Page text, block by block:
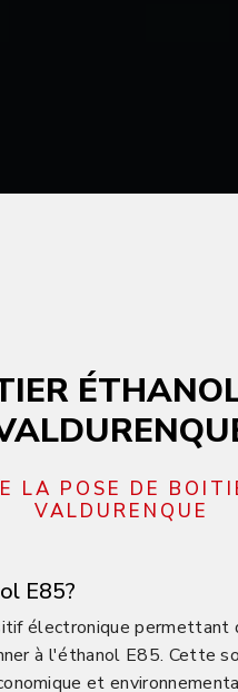
LA POSE DE
VALDURENQUE
E85?
électronique permettant
à l'éthanol E85. Cette
et